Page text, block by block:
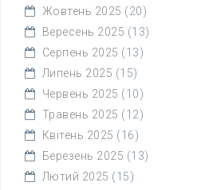
Жовтень 2025 (20)
Вересень 2025 (13)
Серпень 2025 (13)
Липень 2025 (15)
Червень 2025 (10)
Травень 2025 (12)
Квітень 2025 (16)
Березень 2025 (13)
Лютий 2025 (15)